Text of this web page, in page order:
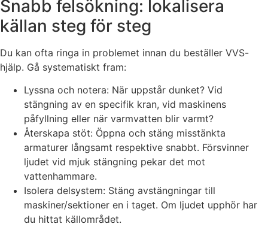
Snabb felsökning: lokalisera
källan steg för steg
Du kan ofta ringa in problemet innan du beställer VVS-
hjälp. Gå systematiskt fram:
Lyssna och notera: När uppstår dunket? Vid
stängning av en specifik kran, vid maskinens
påfyllning eller när varmvatten blir varmt?
Återskapa stöt: Öppna och stäng misstänkta
armaturer långsamt respektive snabbt. Försvinner
ljudet vid mjuk stängning pekar det mot
vattenhammare.
Isolera delsystem: Stäng avstängningar till
maskiner/sektioner en i taget. Om ljudet upphör har
du hittat källområdet.